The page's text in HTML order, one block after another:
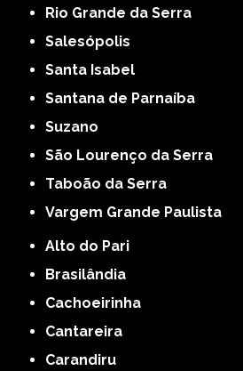
Rio Grande da Serra
Salesópolis
Santa Isabel
Santana de Parnaíba
Suzano
São Lourenço da Serra
Taboão da Serra
Vargem Grande Paulista
Alto do Pari
Brasilândia
Cachoeirinha
Cantareira
Carandiru